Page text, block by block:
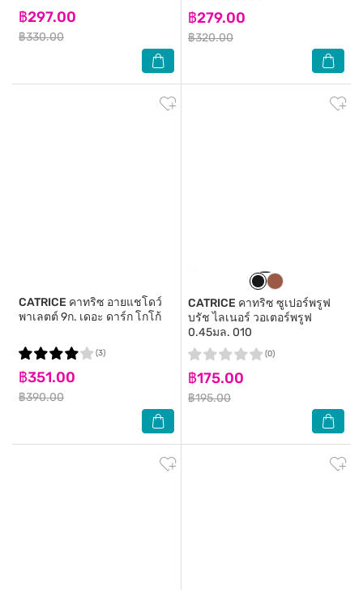
฿297.00
฿330.00
฿279.00
฿320.00
CATRICE คาทริซ อายแชโดว์
พาเลตต์ 9ก. เดอะ ดาร์ก โกโก้
฿351.00
฿390.00
(3)
CATRICE คาทริซ ซูเปอร์พรูฟ
บรัช ไลเนอร์ วอเตอร์พรูฟ
0.45มล. 010
฿175.00
฿195.00
(0)